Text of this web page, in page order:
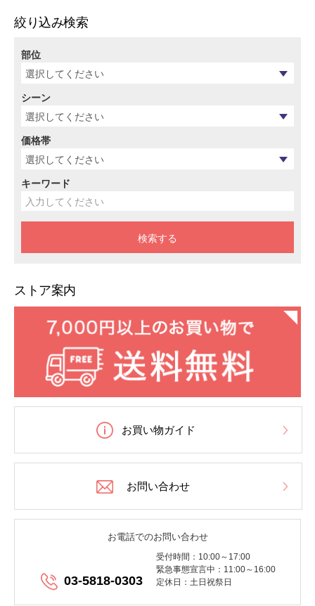
絞り込み検索
部位
シーン
価格帯
キーワード
ストア案内
お買い物ガイド
お問い合わせ
お電話でのお問い合わせ
03-5818-0303
受付時間：10:00～17:00
緊急事態宣言中：11:00～16:00
定休日：土日祝祭日